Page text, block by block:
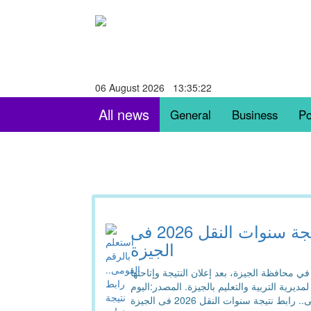
06 August 2026 13:35:23
All news General Business
استعلم بالرقم القومى.. رابط نتيجة سنوات النقل 2026 فى
الجيزة
ارتفعت معدلات البحث عن رابط نتيجة سنوات النقل 2026 في محافظة الجيزة، بعد إعلان النتيجة وإتاحتها
التربية والتعليم بالجيزة. المصدر:اليوم